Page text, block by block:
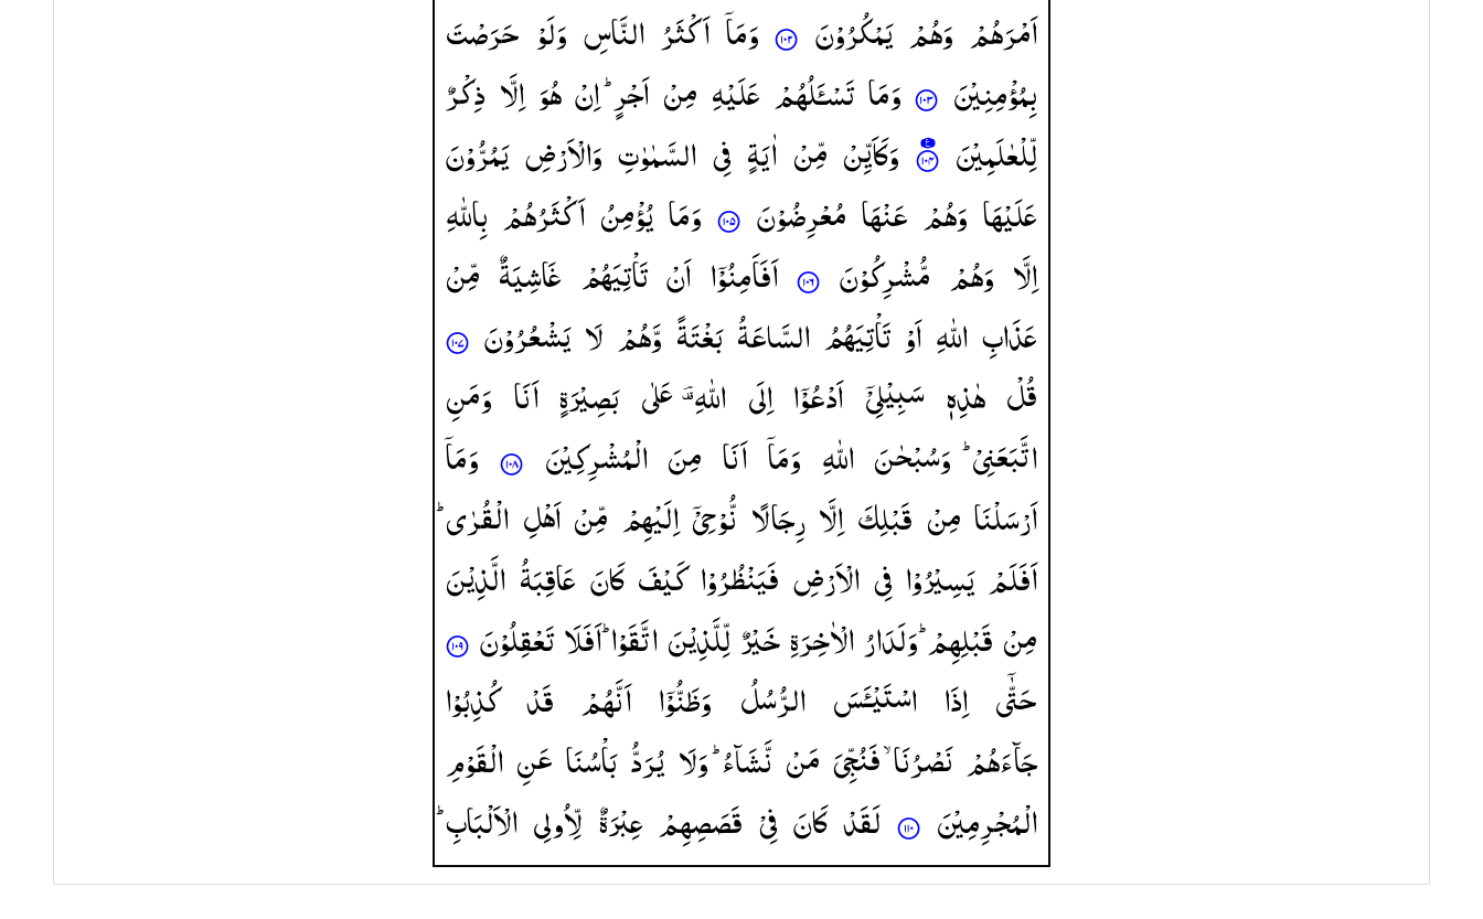
اَمْرَهُمْ وَهُمْ یَمْكُرُوْنَ وَمَاۤ اَكْثَرُ النَّاسِ وَلَوْ حَرَصْتَ
بِمُؤْمِنِیْنَ
وَمَا تَسْـَٔلُهُمْ عَلَیْهِ مِنْ اَجْرٍ ؕ اِنْ هُوَ اِلَّا ذِكْرٌ
لِّلْعٰلَمِیْنَ
وَكَاَیِّنْ مِّنْ اٰیَةٍ فِی السَّمٰوٰتِ وَالْاَرْضِ یَمُرُّوْنَ
عَلَیْهَا وَهُمْ عَنْهَا مُعْرِضُوْنَ وَمَا یُؤْمِنُ اَكْثَرُهُمْ بِاللّٰهِ
اِلَّا وَهُمْ مُّشْرِكُوْنَ اَفَاَمِنُوْۤا اَنْ تَاْتِیَهُمْ غَاشِیَةٌ مِّنْ
عَذَابِ اللّٰهِ اَوْ تَاْتِیَهُمُ السَّاعَةُ بَغْتَةً وَّهُمْ لَا یَشْعُرُوْنَ
قُلْ هٰذِهٖ سَبِیْلِیْۤ اَدْعُوْۤا اِلَی اللّٰهِ ؔ۫ عَلٰی بَصِیْرَةٍ اَنَا وَمَنِ
اتَّبَعَنِیْ ؕ وَسُبْحٰنَ اللّٰهِ وَمَاۤ اَنَا مِنَ الْمُشْرِكِیْنَ
وَمَاۤ
اَرْسَلْنَا مِنْ قَبْلِكَ اِلَّا رِجَالًا نُّوْحِیْۤ اِلَیْهِمْ مِّنْ اَهْلِ الْقُرٰی ؕ
اَفَلَمْ یَسِیْرُوْا فِی الْاَرْضِ فَیَنْظُرُوْا كَیْفَ كَانَ عَاقِبَةُ الَّذِیْنَ
مِنْقَبْلِهِمْ ؕوَلَدَارُالْاٰخِرَةِخَیْرٌلِّلَّذِیْنَاتَّقَوْا ؕاَفَلَاتَعْقِلُوْنَ
حَتّٰۤی اِذَا اسْتَیْـَٔسَ الرُّسُلُ وَظَنُّوْۤا اَنَّهُمْ قَدْ كُذِبُوْا
جَآءَهُمْنَصْرُنَا ۙ فَنُجِّیَ مَنْ نَّشَآءُ ؕ وَلَا یُرَدُّ بَاْسُنَا عَنِ الْقَوْمِ
الْمُجْرِمِیْنَ
لَقَدْ كَانَ فِیْ قَصَصِهِمْ عِبْرَةٌ لِّاُولِی الْاَلْبَابِ ؕ